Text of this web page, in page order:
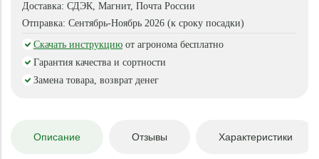
Доставка: СДЭК, Магнит, Почта России
Отправка: Сентябрь-Ноябрь 2026 (к сроку посадки)
Скачать инструкцию от агронома бесплатно
Гарантия качества и сортности
Замена товара, возврат денег
Описание Отзывы Характеристики